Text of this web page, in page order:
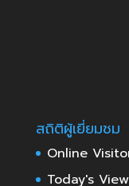
สถิติผู้เยี่ยมชม
Online
Today's